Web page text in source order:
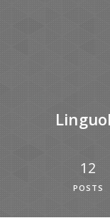
12
POSTS